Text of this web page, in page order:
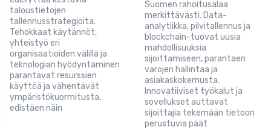
taloustietojen
tallennusstrategioita.
Tehokkaat käytännöt,
yhteistyö eri
organisaatioiden välillä ja
teknologian hyödyntäminen
parantavat resurssien
käyttöä ja vähentävät
ympäristökuormitusta,
edistäen näin
Suomen rahoitusalaa
merkittävästi. Data-
analytiikka, pilvitallennus ja
blockchain-tuovat uusia
mahdollisuuksia
sijoittamiseen, parantaen
varojen hallintaa ja
asiakaskokemusta.
Innovatiiviset työkalut ja
sovellukset auttavat
sijoittajia tekemään tietoon
perustuvia päät